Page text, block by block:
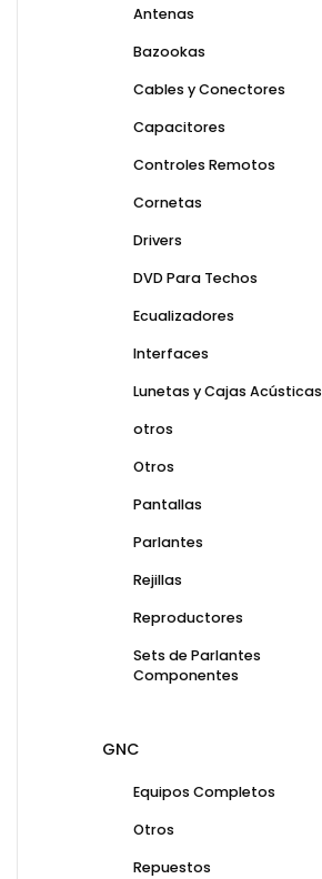
Antenas
Bazookas
Cables y Conectores
Capacitores
Controles Remotos
Cornetas
Drivers
DVD Para Techos
Ecualizadores
Interfaces
Lunetas y Cajas Acústicas
otros
Otros
Pantallas
Parlantes
Rejillas
Reproductores
Sets de Parlantes
Componentes
GNC
Equipos Completos
Otros
Repuestos